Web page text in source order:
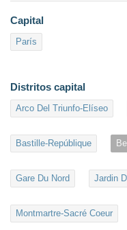
Capital
París
Distritos capital
Arco Del Triunfo-Elíseo
Bastille-Repúblique
Gare Du Nord Jardin
Montmartre-Sacré Coeur